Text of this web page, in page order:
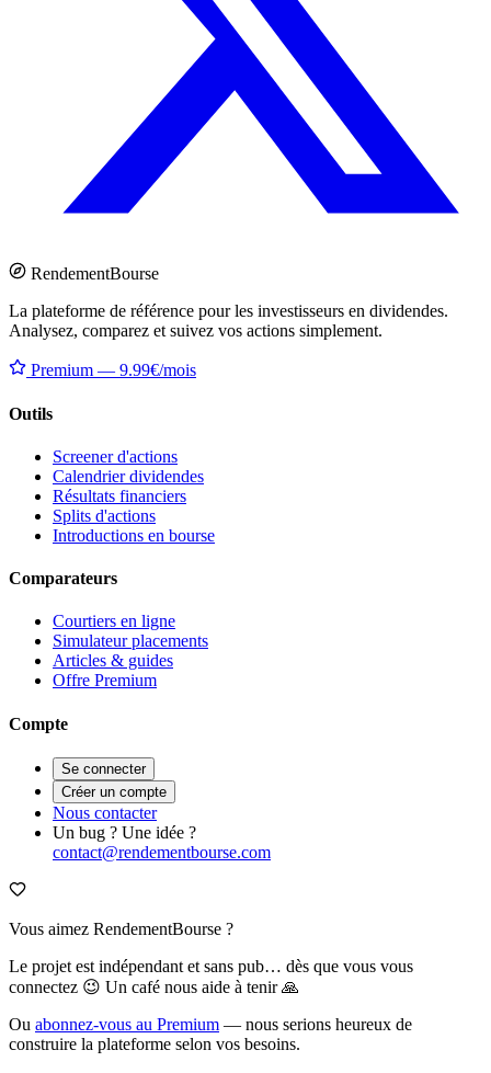
RendementBourse
La plateforme de référence pour les investisseurs en dividendes.
Analysez, comparez et suivez vos actions simplement.
Premium — 9.99€/mois
Outils
Screener d'actions
Calendrier dividendes
Résultats financiers
Splits d'actions
Introductions en bourse
Comparateurs
Courtiers en ligne
Simulateur placements
Articles & guides
Offre Premium
Compte
Se connecter
Créer un compte
Nous contacter
Un bug ? Une idée ?
contact@rendementbourse.com
Vous aimez RendementBourse ?
Le projet est indépendant et sans pub… dès que vous vous
connectez 😉 Un café nous aide à tenir 🙏
Ou abonnez-vous au Premium — nous serions heureux de
construire la plateforme selon vos besoins.